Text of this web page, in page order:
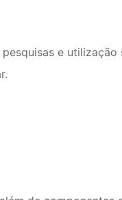
e utilização